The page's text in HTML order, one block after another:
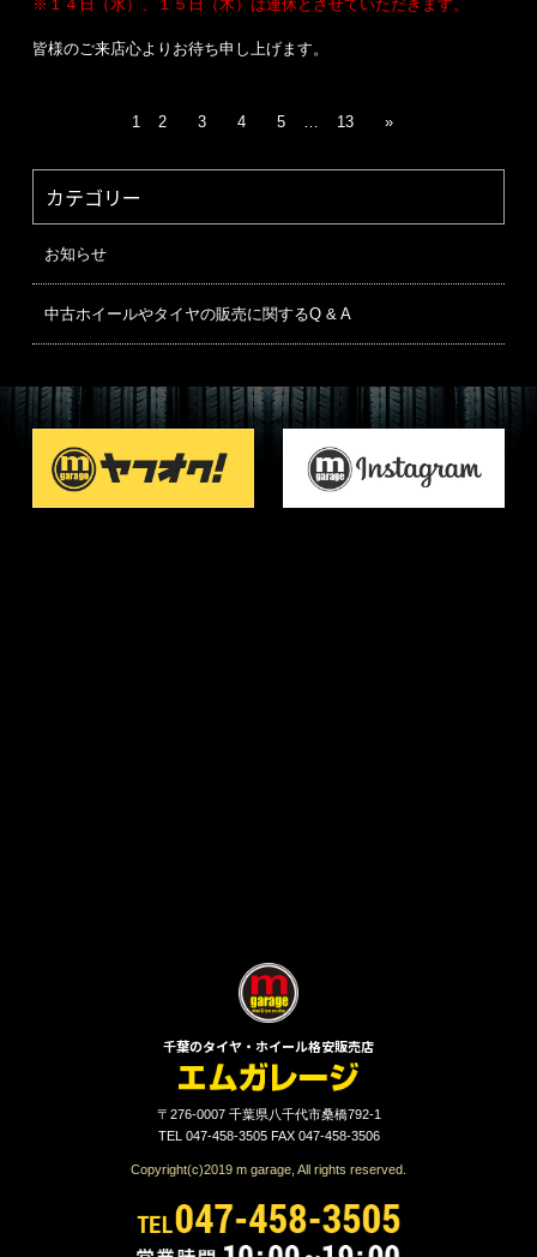
※１４日（水）、１５日（木）は連休とさせていただきます。
皆様のご来店心よりお待ち申し上げます。
1 2 3 4 5 … 13 »
カテゴリー
お知らせ
中古ホイールやタイヤの販売に関するQ & A
千葉のタイヤ・ホイール格安販売店
〒276-0007 千葉県八千代市桑橋792-1
TEL 047-458-3505 FAX 047-458-3506
Copyright(c)2019 m garage, All rights reserved.